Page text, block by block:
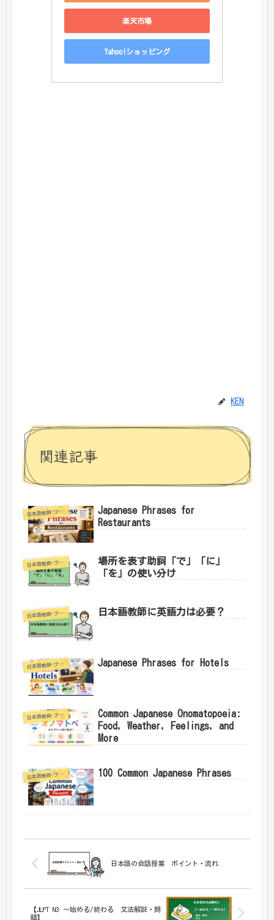
楽天市場
Yahoo!ショッピング
KEN
関連記事
日
本語教師-ブログ
Japanese Phrases for
Restaurants
日
本語教師-ブログ
場所を表す助詞「で」「に」
「を」の使い分け
日
本語教師-ブログ 日本語教師に英語力は必要？
日
本語教師-ブログ Japanese Phrases for Hotels
日
本語教師-ブログ
Common Japanese Onomatopoeia:
Food, Weather, Feelings, and
More
日
本語教師-ブログ 100 Common Japanese Phrases
日本語の会話授業 ポイント・流れ
【JLPT N3 ～始める/終わる 文法解説・問
題】